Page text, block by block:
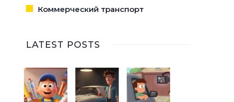
Коммерческий транспорт
LATEST POSTS